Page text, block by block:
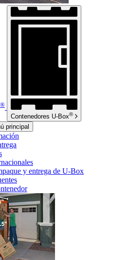
®
Contenedores U-Box®
principal
y entrega de U-Box